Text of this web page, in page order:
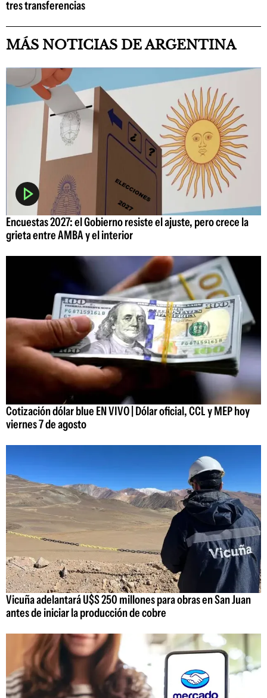
tres transferencias
MÁS NOTICIAS DE ARGENTINA
Encuestas 2027: el Gobierno resiste el ajuste, pero crece la
grieta entre AMBA y el interior
Cotización dólar blue EN VIVO | Dólar oficial, CCL y MEP hoy
viernes 7 de agosto
Vicuña adelantará U$S 250 millones para obras en San Juan
antes de iniciar la producción de cobre